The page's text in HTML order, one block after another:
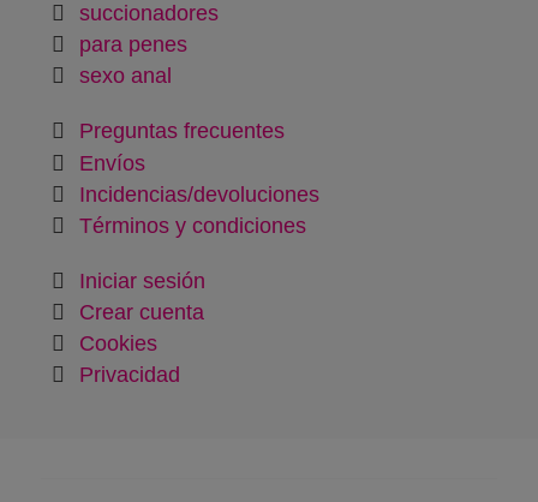
succionadores
para penes
sexo anal
Preguntas frecuentes
Envíos
Incidencias/devoluciones
Términos y condiciones
Iniciar sesión
Crear cuenta
Cookies
Privacidad